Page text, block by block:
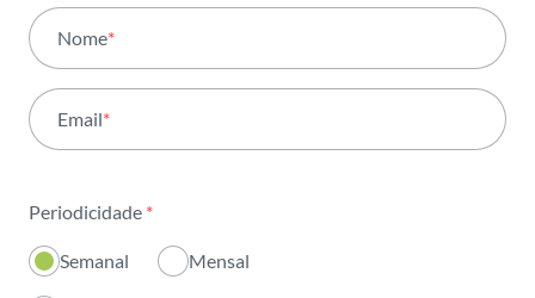
Atividade
Institucional
Inovação
Investidores
Nome*
Email*
Periodicidade *
Semanal Mensal